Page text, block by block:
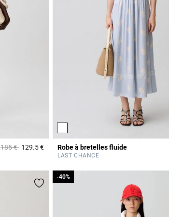
Prix réduit à partir de
185 €à129.5 €5 out of 5 Customer Rating
Robe à bretelles fluide
LAST CHANCE
-40%
-40%